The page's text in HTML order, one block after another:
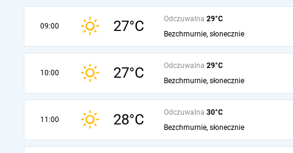
09:00 27°C Odczuwalna 29°C
Bezchmurnie, słonecznie
10:00 27°C Odczuwalna 29°C
Bezchmurnie, słonecznie
11:00 28°C Odczuwalna 30°C
Bezchmurnie, słonecznie